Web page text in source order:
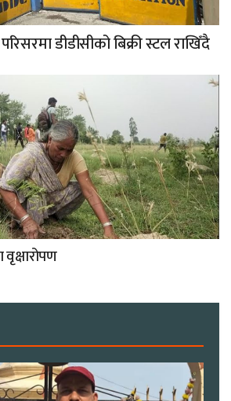
डीडीसीको बिक्री स्टल राखिँदै